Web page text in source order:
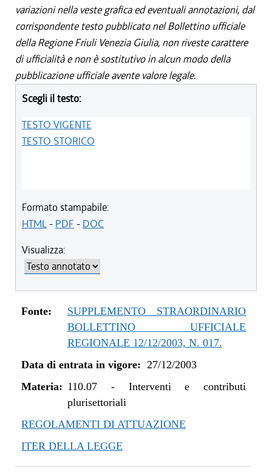
variazioni nella veste grafica ed eventuali annotazioni, dal
corrispondente testo pubblicato nel Bollettino ufficiale
della Regione Friuli Venezia Giulia, non riveste carattere
di ufficialità e non è sostitutivo in alcun modo della
pubblicazione ufficiale avente valore legale.
Scegli il testo:
TESTO VIGENTE
TESTO STORICO
Formato stampabile:
HTML- PDF - DOC
Visualizza:
Fonte:
SUPPLEMENTO STRAORDINARIO
BOLLETTINO UFFICIALE
REGIONALE 12/12/2003, N. 017.
Data di entrata in vigore: 27/12/2003
Materia: 110.07- Interventi e contributi
plurisettoriali
REGOLAMENTI DI ATTUAZIONE
ITER DELLA LEGGE